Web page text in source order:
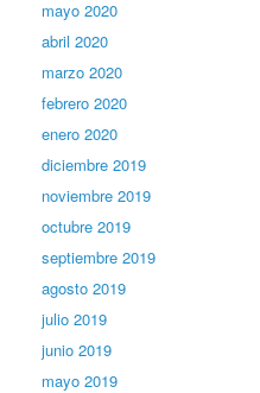
mayo 2020
abril 2020
marzo 2020
febrero 2020
enero 2020
diciembre 2019
noviembre 2019
octubre 2019
septiembre 2019
agosto 2019
julio 2019
junio 2019
mayo 2019